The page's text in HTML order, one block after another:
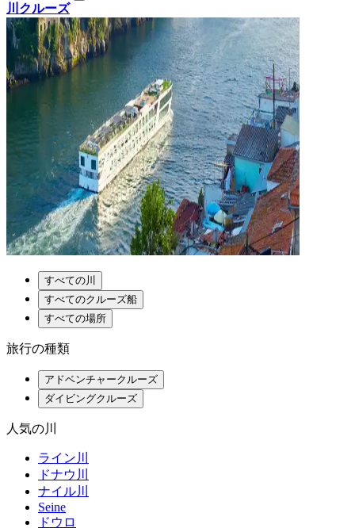
川クルーズ
すべての川
すべてのクルーズ船
すべての場所
旅行の種類
アドベンチャークルーズ
ダイビングクルーズ
人気の川
ライン川
ドナウ川
ナイル川
Seine
ドウロ